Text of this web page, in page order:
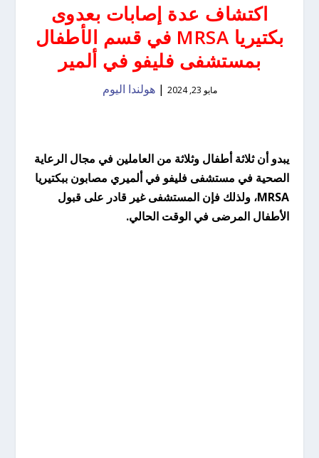
اكتشاف عدة إصابات بعدوى
بكتيريا MRSA في قسم الأطفال
بمستشفى فليفو في ألمير
مايو 23, 2024 |هولندا اليوم
يبدو أن ثلاثة أطفال وثلاثة من العاملين في مجال الرعاية
الصحية في مستشفى فليفو في ألميري مصابون ببكتيريا
MRSA، ولذلك فإن المستشفى غير قادر على قبول
الأطفال المرضى في الوقت الحالي.